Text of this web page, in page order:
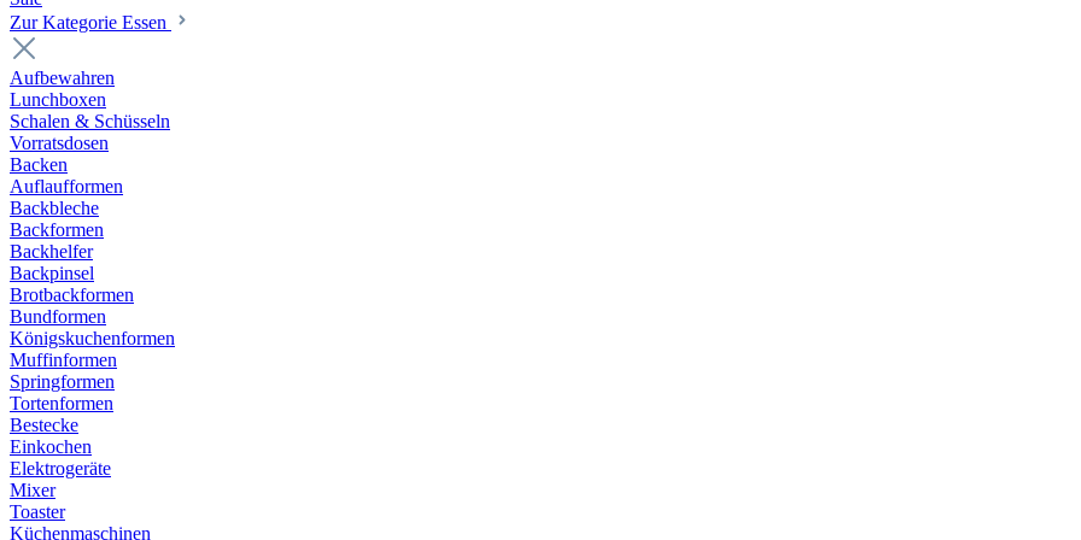
Zur Kategorie Essen
Aufbewahren
Lunchboxen
Schalen & Schüsseln
Vorratsdosen
Backen
Auflaufformen
Backbleche
Backformen
Backhelfer
Backpinsel
Brotbackformen
Bundformen
Königskuchenformen
Muffinformen
Springformen
Tortenformen
Bestecke
Einkochen
Elektrogeräte
Mixer
Toaster
Küchenmaschinen